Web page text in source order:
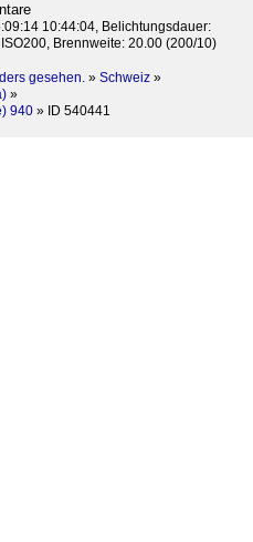
10:44:04, Belichtungsdauer:
Brennweite: 20.00 (200/10)
gesehen. » Schweiz »
»
940 » ID 540441